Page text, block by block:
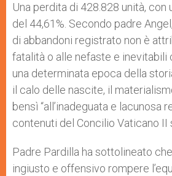
Una perdita di 428.828 unità, con
del 44,61%. Secondo padre
di abbandoni registrato non è
fatalità o alle nefaste e inevitabili
una determinata epoca della
il calo delle nascite, il
bensì “all’inadeguata e lacunosa
contenuti del Concilio Vaticano II
Padre Pardilla ha sottolineato
ingiusto e offensivo rompere